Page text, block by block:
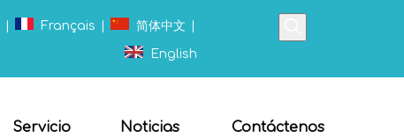
Français 简体中文
English
Servicio Noticias Contáctenos